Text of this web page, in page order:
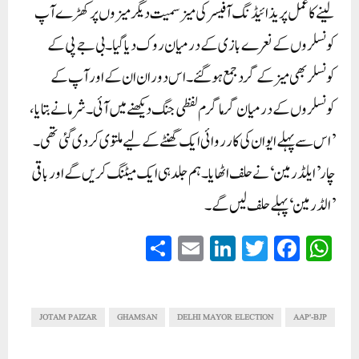
لینے کا عمل پریذائیڈنگ آفیسر کی میز سمیت دیگر میزوں پر کھڑے آپ
کونسلروں کے نعرے بازی کے درمیان روک دیا گیا۔ بی جے پی کے
کونسلر بھی میز کے گرد جمع ہوگئے۔ اس دوران ان کے اور آپ کے
کونسلروں کے درمیان گرما گرم لفظی جنگ دیکھنے میں آئی۔ شرما نے بتایا،
’اس سے پہلے ایوان کی کارروائی ایک گھنٹے کے لیے ملتوی کر دی گئی تھی۔
چار ’ایلڈرمین‘ نے حلف اٹھایا۔ ہم جلد ہی ایک میٹنگ کریں گے اور باقی
’الڈرمین‘ پہلے حلف لیں گے۔
W
ha
A
Fa
ce
ok
T
wi
r
Li
nk
In
E
m
AAP'-BJP
DELHI MAYOR ELECTION
GHAMSAN
JOTAM PAIZAR